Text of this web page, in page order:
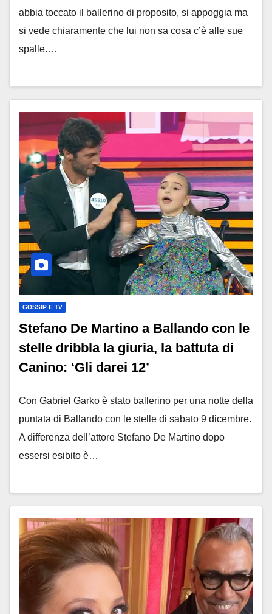
abbia toccato il ballerino di proposito, si appoggia ma
si vede chiaramente che lui non sa cosa c’è alle sue
spalle.…
GOSSIP E TV
Stefano De Martino a Ballando con le
stelle dribbla la giuria, la battuta di
Canino: ‘Gli darei 12’
Con Gabriel Garko è stato ballerino per una notte della
puntata di Ballando con le stelle di sabato 9 dicembre.
A differenza dell’attore Stefano De Martino dopo
essersi esibito è…